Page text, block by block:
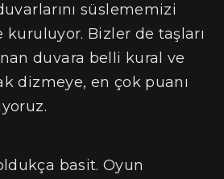
süslememizi
Bizler de taşları
duvara belli kural ve
dizmeye, en çok puanı
basit. Oyun